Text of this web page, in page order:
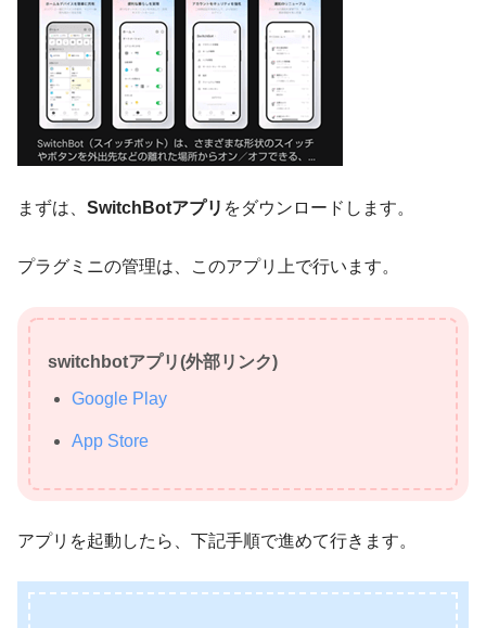
まずは、 SwitchBotアプリ をダウンロードします。
プラグミニの管理は、このアプリ上で行います。
switchbotアプリ(外部リンク)
Google Play
App Store
アプリを起動したら、下記手順で進めて行きます。